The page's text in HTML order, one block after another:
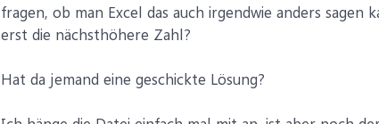
fragen, ob man Excel das auch irgendwie anders
erst die nächsthöhere Zahl?
Hat da jemand eine geschickte Lösung?